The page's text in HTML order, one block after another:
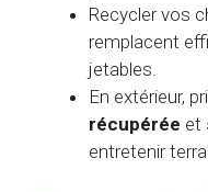
Recycler vos
remplacent
jetables.
En extérieur,
récupérée et
entretenir